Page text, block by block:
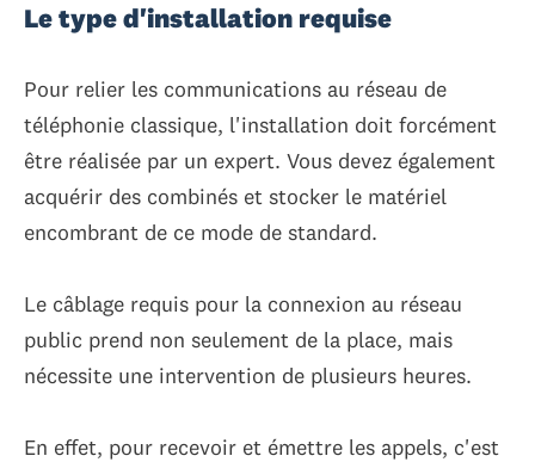
Le type d'installation requise
Pour relier les communications au réseau de
téléphonie classique, l'installation doit forcément
être réalisée par un expert. Vous devez également
acquérir des combinés et stocker le matériel
encombrant de ce mode de standard.
Le câblage requis pour la connexion au réseau
public prend non seulement de la place, mais
nécessite une intervention de plusieurs heures.
En effet, pour recevoir et émettre les appels, c'est